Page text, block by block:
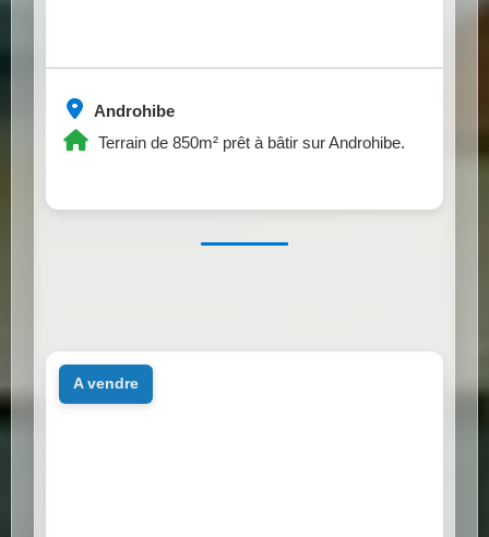
Androhibe
Terrain de 850m² prêt à bâtir sur Androhibe.
a vendre